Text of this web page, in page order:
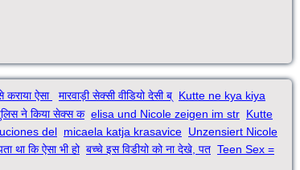
ऐसा मारवाड़ी सेक्सी वीडियो देसी ब् Kutte ne kya kiya
ने किया सेक्स क elisa und Nicole zeigen im str Kutte
del micaela katja krasavice Unzensiert Nicole
था कि ऐसा भी हो बच्चे इस विडीयो को ना देखे, पत Teen Sex =